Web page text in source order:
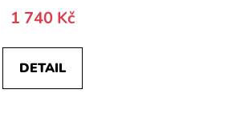
1 740 Kč
DETAIL